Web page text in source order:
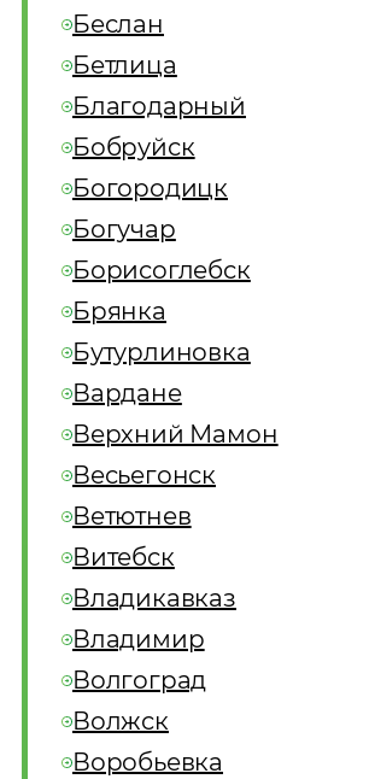
Беслан
Бетлица
Благодарный
Бобруйск
Богородицк
Богучар
Борисоглебск
Брянка
Бутурлиновка
Вардане
Верхний Мамон
Весьегонск
Ветютнев
Витебск
Владикавказ
Владимир
Волгоград
Волжск
Воробьевка